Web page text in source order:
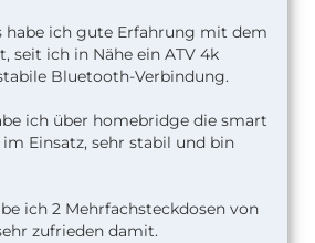
habe ich gute Erfahrung mit dem
seit ich in Nähe ein ATV 4k
Bluetooth-Verbindung.
ich über homebridge die smart
Einsatz, sehr stabil und bin
ich 2 Mehrfachsteckdosen von
zufrieden damit.